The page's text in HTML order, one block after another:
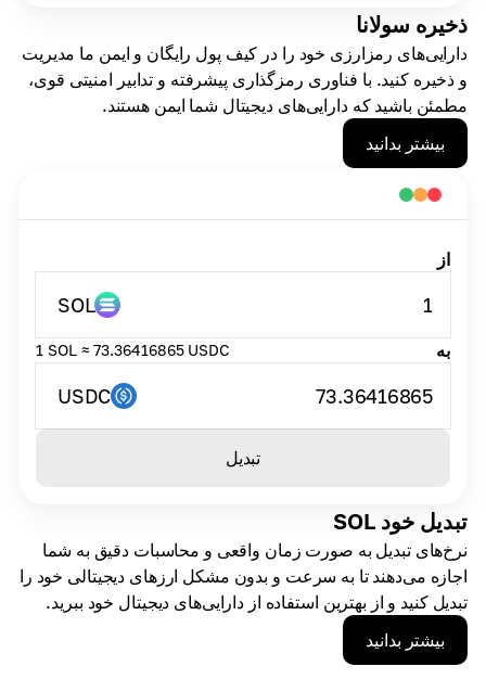
ذخیره سولانا
دارایی‌های رمزارزی خود را در کیف پول رایگان و ایمن ما مدیریت
و ذخیره کنید. با فناوری رمزگذاری پیشرفته و تدابیر امنیتی قوی،
مطمئن باشید که دارایی‌های دیجیتال شما ایمن هستند.
بیشتر بدانید
تبدیل خود SOL
نرخ‌های تبدیل به صورت زمان واقعی و محاسبات دقیق به شما
اجازه می‌دهند تا به سرعت و بدون مشکل ارزهای دیجیتالی خود را
تبدیل کنید و از بهترین استفاده از دارایی‌های دیجیتال خود ببرید.
بیشتر بدانید
از
1
SOL
به 1 SOL ≈ 73.36416865 USDC
73.36416865
USDC
تبدیل